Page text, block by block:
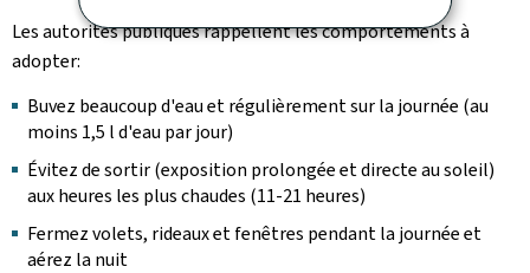
Les autorités publiques rappellent les comportements à
adopter:
Buvez beaucoup d'eau et régulièrement sur la journée (au
moins 1,5 l d'eau par jour)
Évitez de sortir (exposition prolongée et directe au soleil)
aux heures les plus chaudes (11-21 heures)
Fermez volets, rideaux et fenêtres pendant la journée et
aérez la nuit